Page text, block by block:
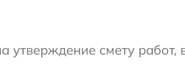
утверждение смету работ,